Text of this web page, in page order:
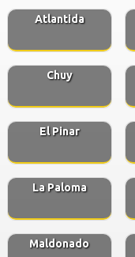
Atlantida
Chuy
El Pinar
La Paloma
Maldonado